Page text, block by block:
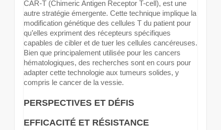
CAR-T (Chimeric Antigen Receptor T-cell), est une
autre stratégie émergente. Cette technique implique la
modification génétique des cellules T du patient pour
qu’elles expriment des récepteurs spécifiques
capables de cibler et de tuer les cellules cancéreuses.
Bien que principalement utilisée pour les cancers
hématologiques, des recherches sont en cours pour
adapter cette technologie aux tumeurs solides, y
compris le cancer de la vessie.
PERSPECTIVES ET DÉFIS
EFFICACITÉ ET RÉSISTANCE